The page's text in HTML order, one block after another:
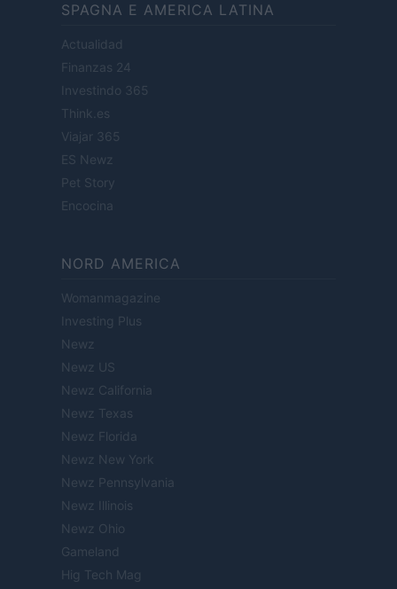
SPAGNA E AMERICA LATINA
Actualidad
Finanzas 24
Investindo 365
Think.es
Viajar 365
ES Newz
Pet Story
Encocina
NORD AMERICA
Womanmagazine
Investing Plus
Newz
Newz US
Newz California
Newz Texas
Newz Florida
Newz New York
Newz Pennsylvania
Newz Illinois
Newz Ohio
Gameland
Hig Tech Mag